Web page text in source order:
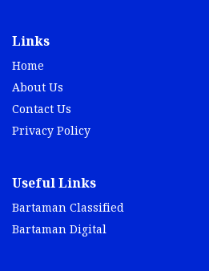
Links
Home
About Us
Contact Us
Privacy Policy
Useful Links
Bartaman Classified
Bartaman Digital